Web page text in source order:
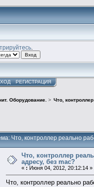
РЕГИСТРАЦИЯ
Оборудование. > Что,
Что, контроллер реально
Что, контроллер
адресу, без mac?
« : Июня 04, 2012, 20:12:14 »
Что, контроллер реально